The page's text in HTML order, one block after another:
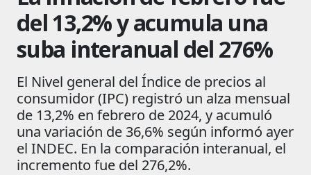
del 13,2% y acumula una
suba interanual del 276%
El Nivel general del Índice de precios al
consumidor (IPC) registró un alza mensual
de 13,2% en febrero de 2024, y acumuló
una variación de 36,6% según informó ayer
el INDEC. En la comparación interanual, el
incremento fue del 276,2%.